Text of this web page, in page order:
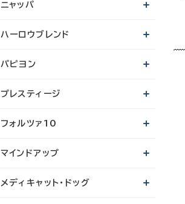
ニャッパ
ハーロウブレンド
パピヨン
プレスティージ
フォルツァ10
マインドアップ
メディキャット・ドッグ